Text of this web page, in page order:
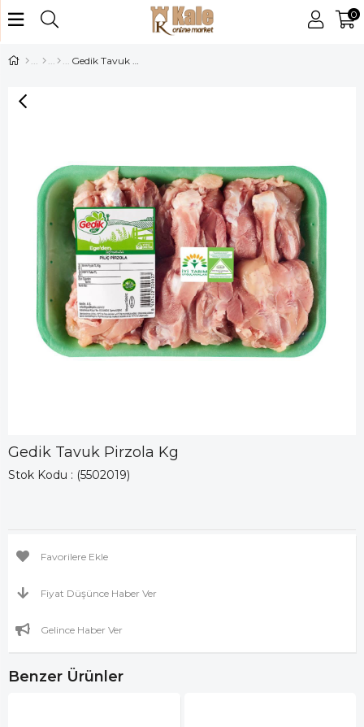
0
Gedik Tavuk Pirzola Kg
Gedik Tavuk Pirzola Kg
Stok Kodu (5502019)
Favorilere Ekle
Fiyat Düşünce Haber Ver
Gelince Haber Ver
Benzer Ürünler